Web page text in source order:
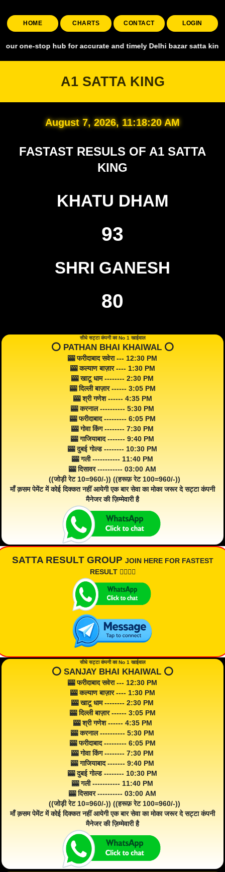
HOME CHARTS CONTACT LOGIN
hub for accurate and timely Delhi bazar satta king,
A1 SATTA KING
August 7, 2026, 11:18:21 AM
FASTAST RESULS OF A1 SATTA
KING
KHATU DHAM
93
SHRI GANESH
80
सीधे सट्टा कंपनी का No 1 खाईवाल
⭕️ PATHAN BHAI KHAIWAL ⭕️
🎰 फरीदाबाद सवेरा --- 12:30 PM
🎰 कल्याण बाज़ार ---- 1:30 PM
🎰 खाटू धाम -------- 2:30 PM
🎰 दिल्ली बाज़ार ------ 3:05 PM
🎰 श्री गणेश ------ 4:35 PM
🎰 करनाल ---------- 5:30 PM
🎰 फरीदाबाद --------- 6:05 PM
🎰 गोवा किंग -------- 7:30 PM
🎰 गाजियाबाद ------- 9:40 PM
🎰 दुबई गोल्ड -------- 10:30 PM
🎰 गली ----------- 11:40 PM
🎰 दिसावर ---------- 03:00 AM
((जोड़ी रेट 10=960/-)) ((हरूफ़ रेट 100=960/-))
माँ क़सम पेमेंट में कोई दिक्कत नहीं आयेगी एक बार सेवा का मोका जरूर दे सट्टा कंपनी
मैनेजर की ज़िम्मेवारी है
SATTA RESULT GROUP JOIN HERE FOR FASTEST
RESULT 👇🏾👇🏾
सीधे सट्टा कंपनी का No 1 खाईवाल
⭕️ SANJAY BHAI KHAIWAL ⭕️
🎰 फरीदाबाद सवेरा --- 12:30 PM
🎰 कल्याण बाज़ार ---- 1:30 PM
🎰 खाटू धाम -------- 2:30 PM
🎰 दिल्ली बाज़ार ------ 3:05 PM
🎰 श्री गणेश ------ 4:35 PM
🎰 करनाल ---------- 5:30 PM
🎰 फरीदाबाद --------- 6:05 PM
🎰 गोवा किंग -------- 7:30 PM
🎰 गाजियाबाद ------- 9:40 PM
🎰 दुबई गोल्ड -------- 10:30 PM
🎰 गली ----------- 11:40 PM
🎰 दिसावर ---------- 03:00 AM
((जोड़ी रेट 10=960/-)) ((हरूफ़ रेट 100=960/-))
माँ क़सम पेमेंट में कोई दिक्कत नहीं आयेगी एक बार सेवा का मोका जरूर दे सट्टा कंपनी
मैनेजर की ज़िम्मेवारी है